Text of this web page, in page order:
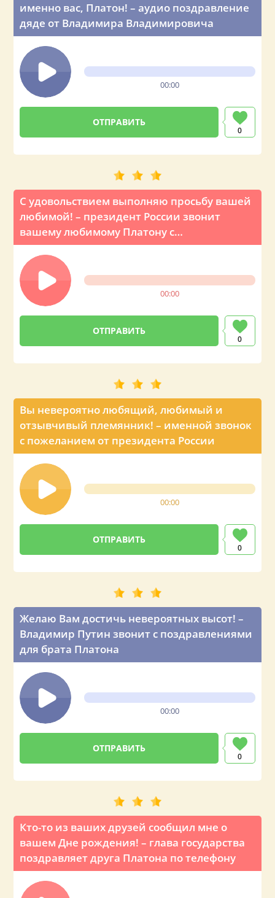
именно вас, Платон! – аудио поздравление
дяде от Владимира Владимировича
00:00
0
С удовольствием выполняю просьбу вашей
любимой! – президент России звонит
вашему любимому Платону с
поздравлением на День рождения
00:00
0
Вы невероятно любящий, любимый и
отзывчивый племянник! – именной звонок
с пожеланием от президента России
00:00
0
Желаю Вам достичь невероятных высот! –
Владимир Путин звонит с поздравлениями
для брата Платона
00:00
0
Кто-то из ваших друзей сообщил мне о
вашем Дне рождения! – глава государства
поздравляет друга Платона по телефону